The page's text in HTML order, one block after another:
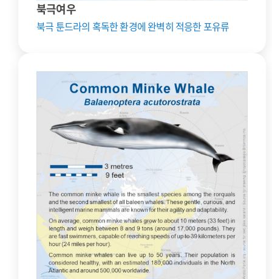
북극여우
북극 툰드라의 혹독한 환경에 완벽히 적응한 포유류